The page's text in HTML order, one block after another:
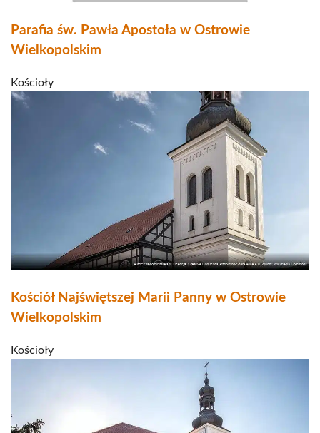
Parafia św. Pawła Apostoła w Ostrowie
Wielkopolskim
Kościoły
Kościół Najświętszej Marii Panny w Ostrowie
Wielkopolskim
Kościoły